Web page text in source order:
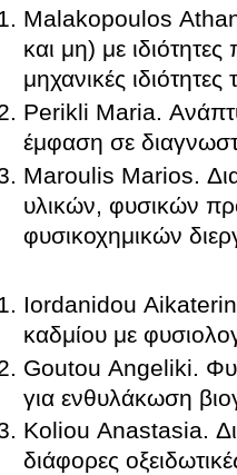
Malakopoulos
και μη) με
μηχανικές
Perikli Maria.
έμφαση σε
Maroulis Marios.
υλικών, φυσικών
φυσικοχημικών
Iordanidou Aikaterini.
καδμίου με
Goutou Angeliki.
για ενθυλάκωση
Koliou Anastasia.
διάφορες